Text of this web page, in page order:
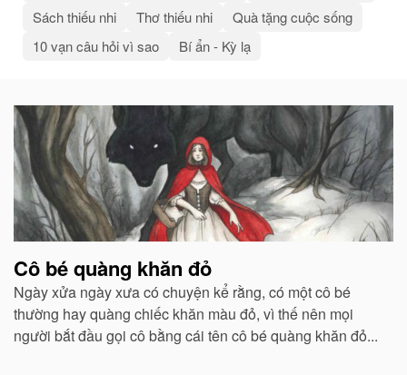
Sách thiếu nhi
Thơ thiếu nhi
Quà tặng cuộc sống
10 vạn câu hỏi vì sao
Bí ẩn - Kỳ lạ
Bài
viết
liên
quan
Cô bé quàng khăn đỏ
Ngày xửa ngày xưa có chuyện kể rằng, có một cô bé
thường hay quàng chiếc khăn màu đỏ, vì thế nên mọi
người bắt đầu gọi cô bằng cái tên cô bé quàng khăn đỏ...